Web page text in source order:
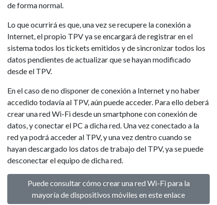
de forma normal.
Lo que ocurrirá es que, una vez se recupere la conexión a
Internet, el propio TPV ya se encargará de registrar en el
sistema todos los tickets emitidos y de sincronizar todos los
datos pendientes de actualizar que se hayan modificado
desde el TPV.
En el caso de no disponer de conexión a Internet y no haber
accedido todavía al TPV, aún puede acceder. Para ello deberá
crear una red Wi-Fi desde un smartphone con conexión de
datos, y conectar el PC a dicha red. Una vez conectado a la
red ya podrá acceder al TPV, y una vez dentro cuando se
hayan descargado los datos de trabajo del TPV, ya se puede
desconectar el equipo de dicha red.
Puede consultar cómo crear una red Wi-Fi para la
mayoría de dispositivos móviles en este enlace